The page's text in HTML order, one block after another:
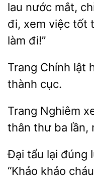
nước mắt,
đi,
việc tốt
làm đi!”
Chính
thành cục.
Trang Nghiêm
thân
ba lần,
Đại tẩu lại đúng
“Khảo khảo